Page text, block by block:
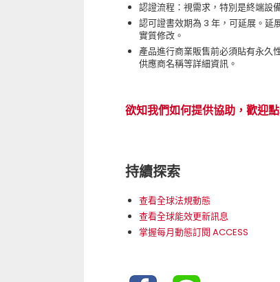
認證流程：視需求，特別是終端設
認可證書效期為 3 年，可延展。延
實質修改。
產品進行商業販售前必須貼有永久
供應商名稱等詳細資訊。
欲知我們如何提供協助，歡迎
持續探索
查看全球法規動態
查看全球能效更新訊息
掌握每月動態訂閱 ACCESS